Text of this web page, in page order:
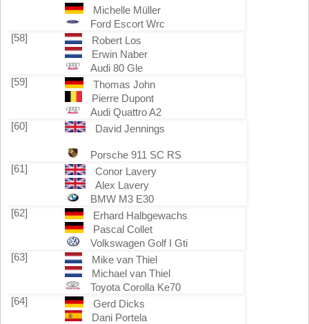
Michelle Müller
Ford Escort Wrc
[58]
Robert Los
Erwin Naber
Audi 80 Gle
[59]
Thomas John
Pierre Dupont
Audi Quattro A2
[60]
David Jennings
Porsche 911 SC RS
[61]
Conor Lavery
Alex Lavery
BMW M3 E30
[62]
Erhard Halbgewachs
Pascal Collet
Volkswagen Golf I Gti
[63]
Mike van Thiel
Michael van Thiel
Toyota Corolla Ke70
[64]
Gerd Dicks
Dani Portela